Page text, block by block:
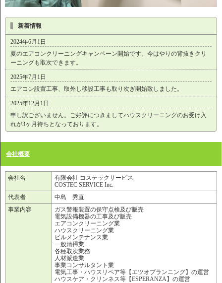
新着情報
2024年6月1日
夏のエアコンクリーニングキャンペーン開始です。今はやりの背抜きクリ
ーニングも取次できます。
2025年7月1日
エアコン設置工事、取外し移設工事も取り次ぎ開始致しました。
2025年12月1日
申し訳ございません。ご好評につきましてハウスクリーニングのお受け入
れが3ヶ月待ちとなっております。
会社概要
会社名
有限会社 コステックサービス
COSTEC SERVICE Inc.
代表者
中島 秀直
事業内容
ガス警報装置の保守点検及び販売
電気設備機器の工事及び販売
エアコンクリーニング業
ハウスクリーニング業
ビルメンテナンス業
一般清掃業
各種取次業務
人材派遣業
事業コンサルタント業
電気工事・ハウスリペア等【エツオプランニング】の運営
ハウスケア・クリンネス等【ESPERANZA】の運営